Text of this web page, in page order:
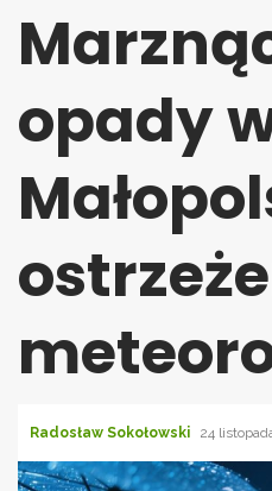
opady
Radosław Sokołowski 24